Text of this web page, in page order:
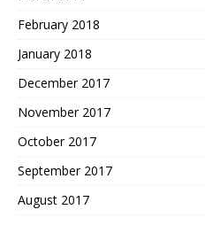
February 2018
January 2018
December 2017
November 2017
October 2017
September 2017
August 2017